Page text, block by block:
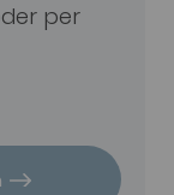
per